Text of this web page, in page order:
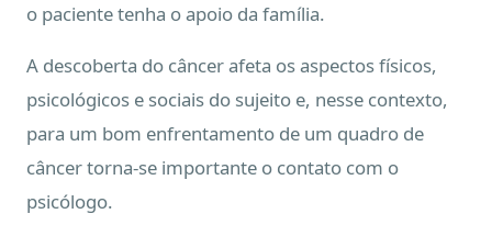
o paciente tenha o apoio da família.
A descoberta do câncer afeta os aspectos físicos,
psicológicos e sociais do sujeito e, nesse contexto,
para um bom enfrentamento de um quadro de
câncer torna-se importante o contato com o
psicólogo.